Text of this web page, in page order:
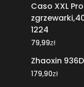
Caso XXL
1224
79,99zł
Zhaoxin
179,90zł